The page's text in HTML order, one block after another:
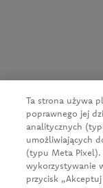
64-600 Oborniki
e-mail:
KRS: 0000051098
NIP: 526-020-93-95
Ta strona używa
poprawnego jej
analitycznych
umożliwiających
(typu Meta Pixel).
wykorzystywanie
przycisk